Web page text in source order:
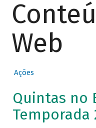
Web
Ações
Quintas no
Temporada